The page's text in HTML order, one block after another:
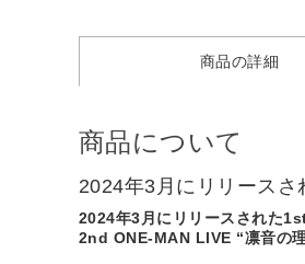
商品の詳細
商品について
2024年3月にリリースさ
2024年3月にリリースされた
2nd ONE-MAN LIVE “凛音の